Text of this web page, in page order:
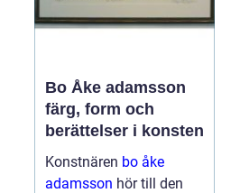
Bo Åke adamsson
färg, form och
berättelser i konsten
Konstnären bo åke
adamsson hör till den